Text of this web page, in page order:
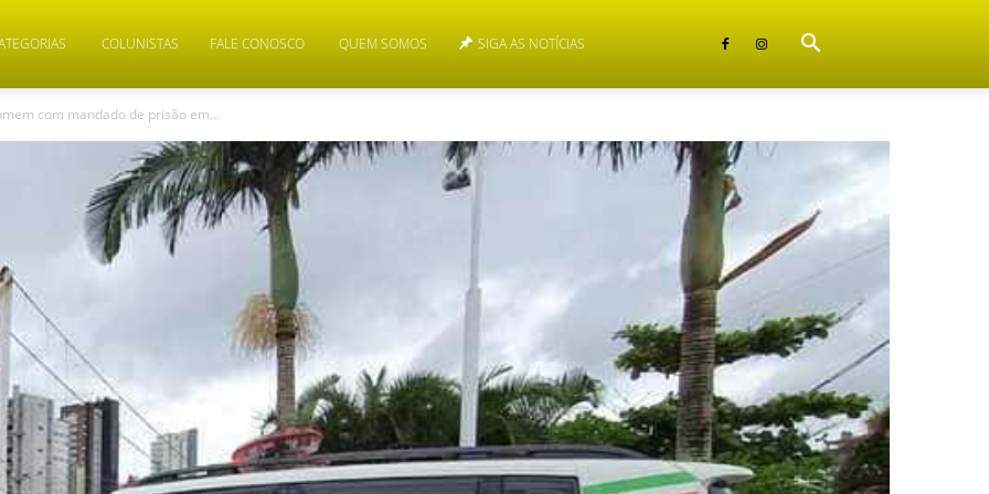
COLUNISTAS FALE CONOSCO QUEM SOMOS SIGA AS NOTÍCIAS
com mandado de prisão em...